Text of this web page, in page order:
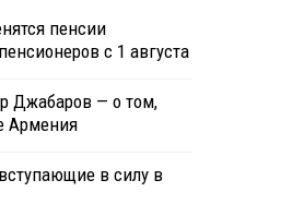
пенсии
с 1 августа
Джабаров — о том,
Армения
в силу в